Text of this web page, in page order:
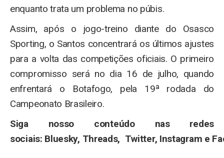
enquanto trata um problema no púbis.
Assim, após o jogo-treino diante do Osasco
Sporting, o Santos concentrará os últimos ajustes
para a volta das competições oficiais. O primeiro
compromisso será no dia 16 de julho, quando
enfrentará o Botafogo, pela 19ª rodada do
Campeonato Brasileiro.
Siga nosso conteúdo nas redes
sociais: Bluesky, Threads, Twitter, Instagram e